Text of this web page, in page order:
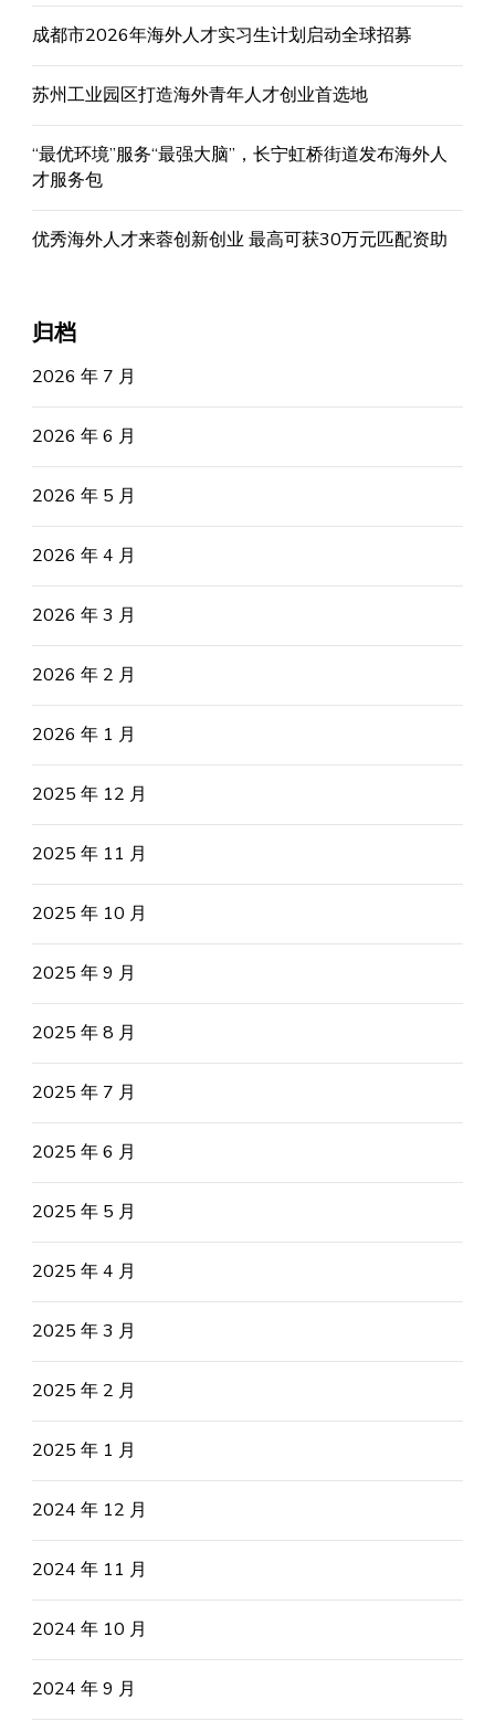
成都市2026年海外人才实习生计划启动全球招募
苏州工业园区打造海外青年人才创业首选地
“最优环境”服务“最强大脑”，长宁虹桥街道发布海外人
才服务包
优秀海外人才来蓉创新创业 最高可获30万元匹配资助
归档
2026 年 7 月
2026 年 6 月
2026 年 5 月
2026 年 4 月
2026 年 3 月
2026 年 2 月
2026 年 1 月
2025 年 12 月
2025 年 11 月
2025 年 10 月
2025 年 9 月
2025 年 8 月
2025 年 7 月
2025 年 6 月
2025 年 5 月
2025 年 4 月
2025 年 3 月
2025 年 2 月
2025 年 1 月
2024 年 12 月
2024 年 11 月
2024 年 10 月
2024 年 9 月